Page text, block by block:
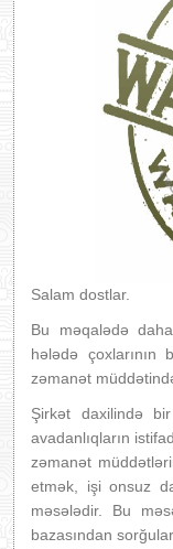
Salam dostlar.
Bu məqalədə
hələdə çoxlarının
zəmanət
Şirkət daxilində
avadanlıqların
zəmanət
etmək, işi onsuz
məsələdir. Bu
bazasından